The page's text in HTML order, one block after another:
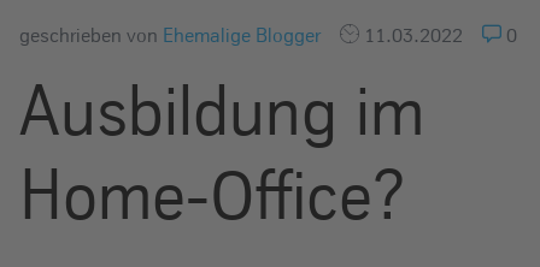
b
g
s
geschrieben von Ehemalige Blogger 11.03.2022 0
Ausbildung im
Home-Office?